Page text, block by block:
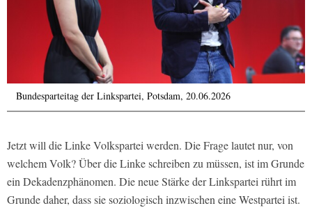
Bundesparteitag der Linkspartei, Potsdam, 20.06.2026
Jetzt will die Linke Volkspartei werden. Die Frage lautet nur, von
welchem Volk? Über die Linke schreiben zu müssen, ist im Grunde
ein Dekadenzphänomen. Die neue Stärke der Linkspartei rührt im
Grunde daher, dass sie soziologisch inzwischen eine Westpartei ist.